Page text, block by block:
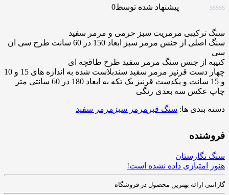
پیشنهاد شده توسط0
سنگ ترکیبی مرمریت سبز حرمی و مرمر سفید
سنگ اصلی از جنس مرمر سبز ابعاد 150 در 60 سانت طرح سی ان
سی
کتیبه از جنس سنگ مرمر سفید طرح طاقچه ای
چهار دست قرنیز مرمر سفید سندبلاست شده به اندازه های 15 و 10
و 15 سانت و یکدست قرنیز یک تکه به ابعاد 180 در 60 سانتی متر
چاپ عکس سه بعدی رنگی
دسته بندی ها: سنگ قبر مرمر سبز مرمر سفید
فروشنده
سنگ نگارستان
هنوز امتیازی داده نشده است!
گارانتی ارائه بهترین محصول در فروشگاه